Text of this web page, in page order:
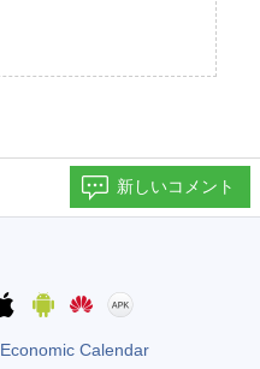
新しいコメント
Economic Calendar